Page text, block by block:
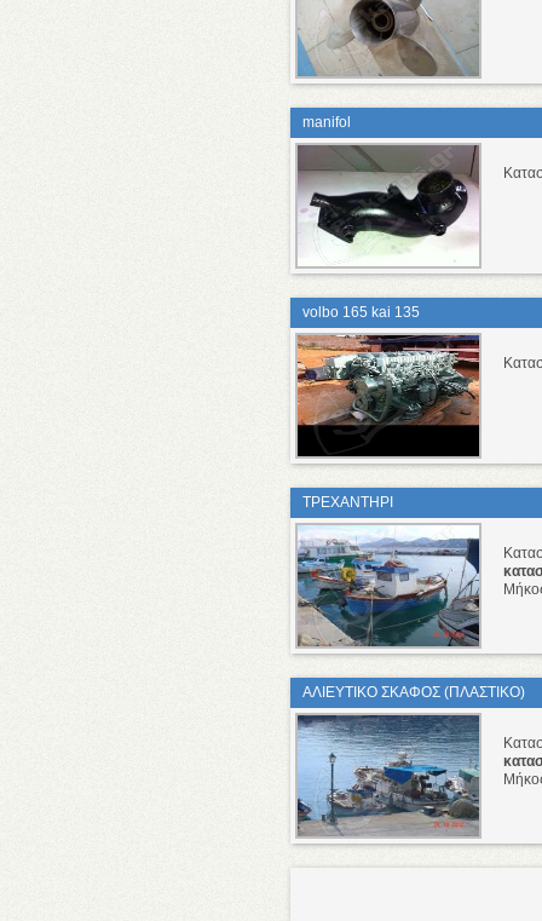
manifol
volbo 165 kai 135
ΤΡΕΧΑΝΤΗΡΙ
ΑΛΙΕΥΤΙΚΟ ΣΚΑΦΟΣ (ΠΛΑΣΤΙΚΟ)